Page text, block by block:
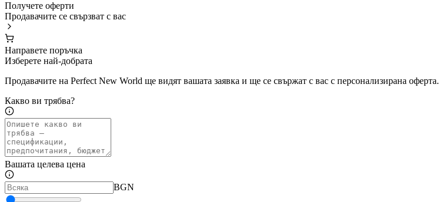
Получете оферти
Продавачите се свързват с вас
Направете поръчка
Изберете най-добрата
Продавачите на Perfect New World ще видят вашата заявка и ще се свържат с вас с персонализирана оферта.
Какво ви трябва?
Вашата целева цена
BGN